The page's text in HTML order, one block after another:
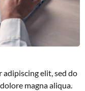
elit, sed do
magna aliqua.